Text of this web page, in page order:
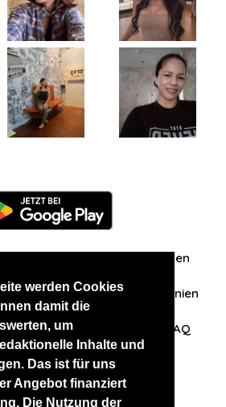
werden Cookies
damit die
um
Inhalte und
Das ist für uns
Angebot finanziert
Die Nutzung der
Zuschriften/Erfahrungen
AGB Datenschutzrichtlinien
mit uns auf FAQ
anderen Websites